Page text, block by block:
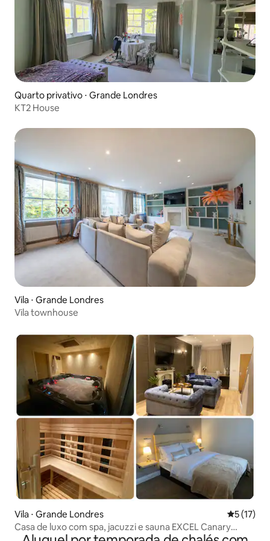
Quarto privativo ⋅ Grande Londres
KT2 House
Vila ⋅ Grande Londres
Vila townhouse
Vila ⋅ Grande Londres 5 de uma
5 (17)
Casa de luxo com spa, jacuzzi e sauna EXCEL Canary
Wharf 6